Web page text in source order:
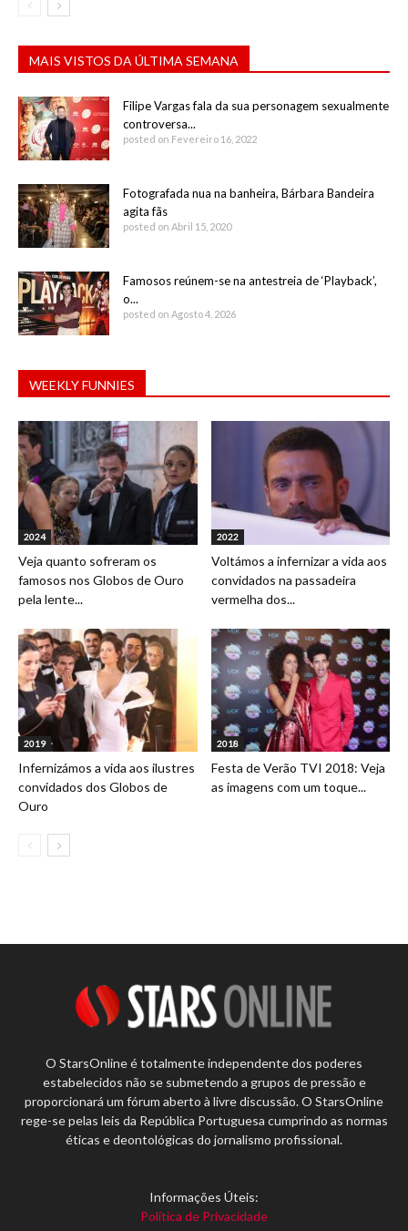
MAIS VISTOS DA ÚLTIMA SEMANA
Filipe Vargas fala da sua personagem sexualmente
controversa...
posted on Fevereiro 16, 2022
Fotografada nua na banheira, Bárbara Bandeira
agita fãs
posted on Abril 15, 2020
Famosos reúnem-se na antestreia de ‘Playback’,
o...
posted on Agosto 4, 2026
WEEKLY FUNNIES
2024
Veja quanto sofreram os
famosos nos Globos de Ouro
pela lente...
2022
Voltámos a infernizar a vida aos
convidados na passadeira
vermelha dos...
2019
Infernizámos a vida aos ilustres
convidados dos Globos de
Ouro
2018
Festa de Verão TVI 2018: Veja
as imagens com um toque...
O StarsOnline é totalmente independente dos poderes
estabelecidos não se submetendo a grupos de pressão e
proporcionará um fórum aberto à livre discussão. O StarsOnline
rege-se pelas leis da República Portuguesa cumprindo as normas
éticas e deontológicas do jornalismo profissional.
Informações Úteis:
Política de Privacidade